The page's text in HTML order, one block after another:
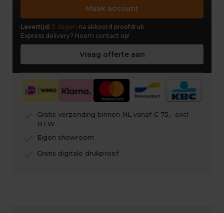
Maak account
Levertijd: 5 dagen na akkoord proefdruk
Express delivery? Neem contact op!
Vraag offerte aan
check
Gratis verzending binnen NL vanaf € 75,- excl
BTW
check Eigen showroom
check Gratis digitale drukproef